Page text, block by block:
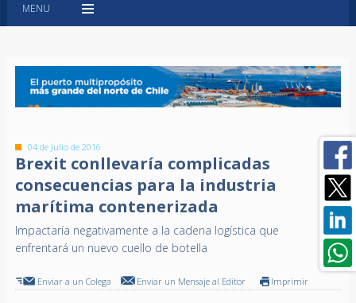
MENU
04 de Julio de 2016
Brexit conllevaría complicadas
consecuencias para la industria
marítima contenerizada
Impactaría negativamente a la cadena logística que
enfrentará un nuevo cuello de botella
Enviar a un Colega Enviar un Mensaje al Editor Imprimir